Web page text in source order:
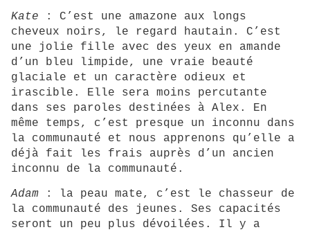
Kate : C’est une amazone aux longs
cheveux noirs, le regard hautain. C’est
une jolie fille avec des yeux en amande
d’un bleu limpide, une vraie beauté
glaciale et un caractère odieux et
irascible. Elle sera moins percutante
dans ses paroles destinées à Alex. En
même temps, c’est presque un inconnu dans
la communauté et nous apprenons qu’elle a
déjà fait les frais auprès d’un ancien
inconnu de la communauté.
Adam : la peau mate, c’est le chasseur de
la communauté des jeunes. Ses capacités
seront un peu plus dévoilées. Il y a